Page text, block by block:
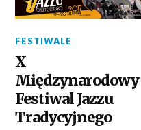
FESTIWALE
X
Międzynarodowy
Festiwal Jazzu
Tradycyjnego